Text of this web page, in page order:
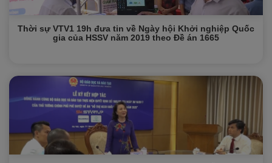
Thời sự VTV1 19h đưa tin về Ngày hội Khởi nghiệp Quốc
gia của HSSV năm 2019 theo Đề án 1665